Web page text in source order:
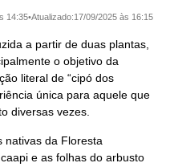
14:35•Atualizado:17/09/2025 às 16:15
a partir de duas plantas,
o objetivo da
literal de “cipó dos
única para aquele que
diversas vezes.
nativas da Floresta
e as folhas do arbusto